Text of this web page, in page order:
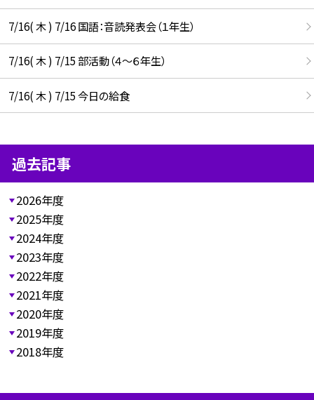
7/16( 木 ) 7/16 国語：音読発表会（１年生）
7/16( 木 ) 7/15 部活動（４～６年生）
7/16( 木 ) 7/15 今日の給食
過去記事
2026年度
2025年度
2024年度
2023年度
2022年度
2021年度
2020年度
2019年度
2018年度